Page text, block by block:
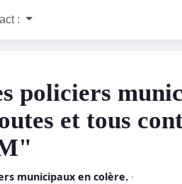
:
policiers
et tous
municipaux en colère.·